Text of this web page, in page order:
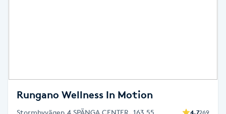
Gravidyoga
Gruppträning
Rungano Wellness In Motion
Stormbyvägen 4 SPÄNGA CENTER, 163 55 4.7269